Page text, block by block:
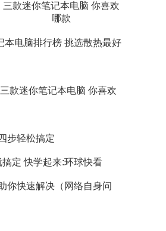
三款迷你笔记本电脑 你喜欢
哪款
本电脑排行榜 挑选散热最好
款迷你笔记本电脑 你喜欢
步轻松搞定
定 快学起来:环球快看
你快速解决（网络自身问